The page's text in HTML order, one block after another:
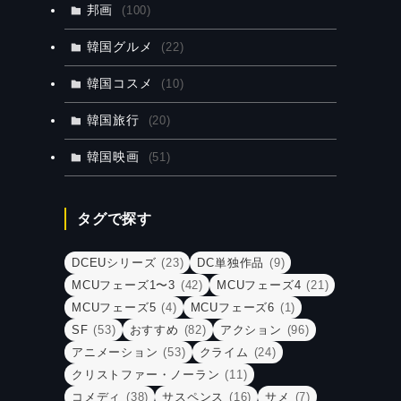
邦画 (100)
韓国グルメ (22)
韓国コスメ (10)
韓国旅行 (20)
韓国映画 (51)
タグで探す
DCEUシリーズ (23) DC単独作品 (9)
MCUフェーズ1〜3 (42) MCUフェーズ4 (21)
MCUフェーズ5 (4) MCUフェーズ6 (1)
SF (53) おすすめ (82) アクション (96)
アニメーション (53) クライム (24)
クリストファー・ノーラン (11)
コメディ (38) サスペンス (16) サメ (7)